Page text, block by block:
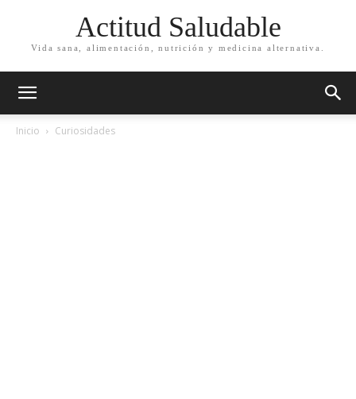
Actitud Saludable
Vida sana, alimentación, nutrición y medicina alternativa.
Inicio Curiosidades